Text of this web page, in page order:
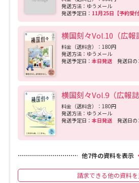
発送方法：ゆうメール
発送予定日： 11月25日【予約受
横国刻々Vol.10（広報
料金（送料含）：180円
発送方法：ゆうメール
発送予定日： 本日発送 発送日の
横国刻々Vol.9（広報誌
料金（送料含）：180円
発送方法：ゆうメール
発送予定日： 本日発送 発送日の
他7件の資料を表示
請求できる他の資料を